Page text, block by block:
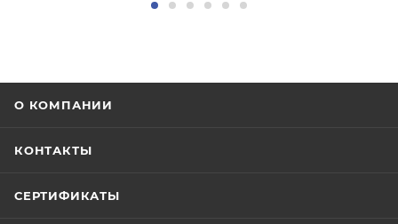
О КОМПАНИИ
КОНТАКТЫ
СЕРТИФИКАТЫ